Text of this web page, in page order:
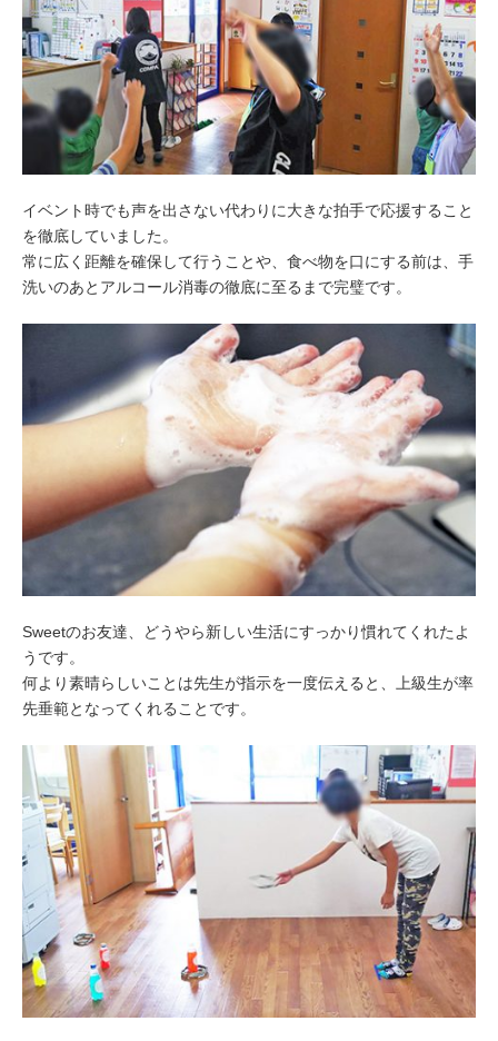
イベント時でも声を出さない代わりに大きな拍手で応援すること
を徹底していました。
常に広く距離を確保して行うことや、食べ物を口にする前は、手
洗いのあとアルコール消毒の徹底に至るまで完璧です。
Sweetのお友達、どうやら新しい生活にすっかり慣れてくれたよ
うです。
何より素晴らしいことは先生が指示を一度伝えると、上級生が率
先垂範となってくれることです。